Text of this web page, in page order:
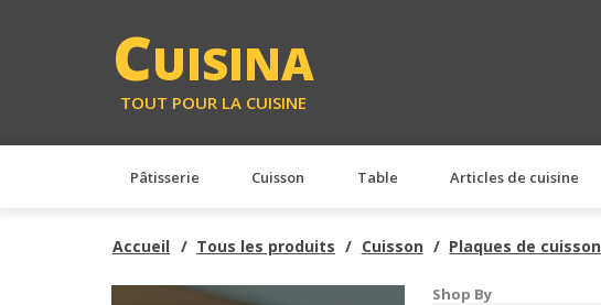
CUISINA
TOUT POUR LA CUISINE
Pâtisserie Cuisson Table Articles de cuisine
Accueil Tous les produits Cuisson Plaques de cuisson
Shop By